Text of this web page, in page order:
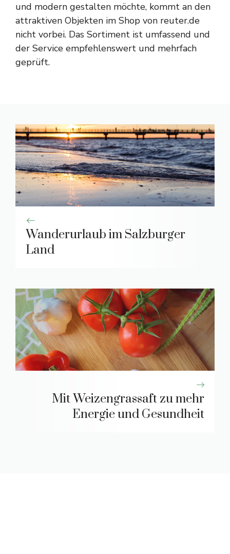
und modern gestalten möchte, kommt an den
attraktiven Objekten im Shop von reuter.de
nicht vorbei. Das Sortiment ist umfassend und
der Service empfehlenswert und mehrfach
geprüft.
Wanderurlaub im Salzburger
Land
Mit Weizengrassaft zu mehr
Energie und Gesundheit